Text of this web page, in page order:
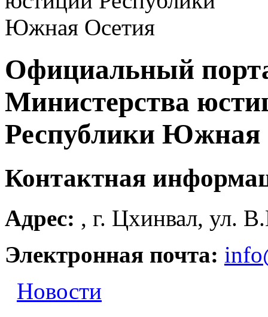
Официальный
Министерства
Республики Южная
Контактная
Адрес: , г. Цхинвал, ул.
Электронная почта:
Новости